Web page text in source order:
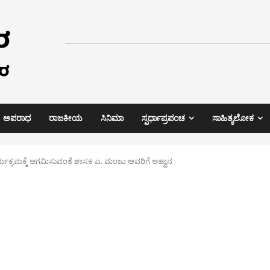
ಅಪರಾಧ ರಾಜಕೀಯ ಸಿನಿಮಾ ಸ್ಪರ್ಧಾಪ್ರಪಂಚ ಸಾಹಿತ್ಯಲೋಕ
ಆಗಮಿಸುವಂತೆ ಶಾಸಕ ಎ. ಮಂಜು ಅವರಿಗೆ ಆಹ್ವಾನ